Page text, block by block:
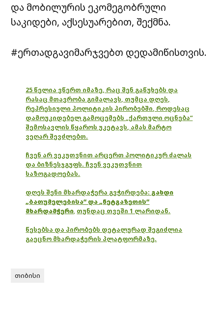
და მობილურის ეკომეგობრული
საკიდები, აქსესუარებით, შექმნა.
#ერთადგავიმარჯვებთ დედამიწისთვის.
25 წელია ვწერთ იმაზე, რაც შენ გაწუხებს და
რასაც მთავრობა გიმალავს, თუმცა დღეს,
რეპრესიული პოლიტიკის პირობებში, როდესაც
დამოუკიდებელ გამოცემებს „ქართული ოცნება“
შემოსავლის წყაროს უკეტავს, ამას მარტო
ვეღარ შევძლებთ.
ჩვენ არ ვეკუთვნით არცერთ პოლიტიკურ ძალას
და ბიზნესჯგუფს. ჩვენ ვეკუთვნით
საზოგადოებას.
დღეს შენი მხარდაჭერა გვჭირდება: გახდი
„ბათუმელებისა“ და „ნეტგაზეთის“
მხარდამჭერი, თუნდაც თვეში 1 ლარიდან.
წესებსა და პირობებს დეტალურად შეგიძლია
გაეცნო მხარდაჭერის პლატფორმაზე.
თიბისი